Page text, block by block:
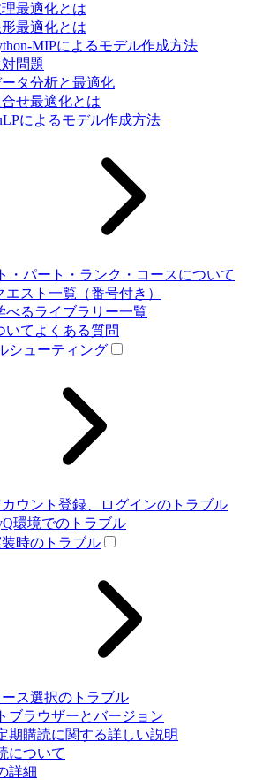
最適化とは
最適化とは
MIPによるモデル作成方法
問題
ータ分析と最適化
せ最適化とは
によるモデル作成方法
・パート・ランク・コースについて
エスト一覧（番号付き）
べるライブラリー一覧
いてよくある質問
シューティング
カウント登録、ログインのトラブル
環境でのトラブル
時のトラブル
ース選択のトラブル
ブラウザーとバージョン
期購読に関する詳しい説明
について
詳細